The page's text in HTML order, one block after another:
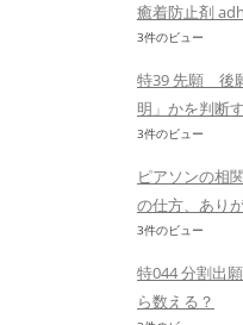
癒着防止剤
3件のビュー
特39 先願 後
明」かを判断
3件のビュー
ピアソンの相
の仕方、あり
3件のビュー
特044 分割出
ら数える？